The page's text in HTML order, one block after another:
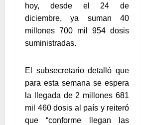
hoy, desde el 24 de
diciembre, ya suman 40
millones 700 mil 954 dosis
suministradas.
El subsecretario detalló que
para esta semana se espera
la llegada de 2 millones 681
mil 460 dosis al país y reiteró
que “conforme llegan las